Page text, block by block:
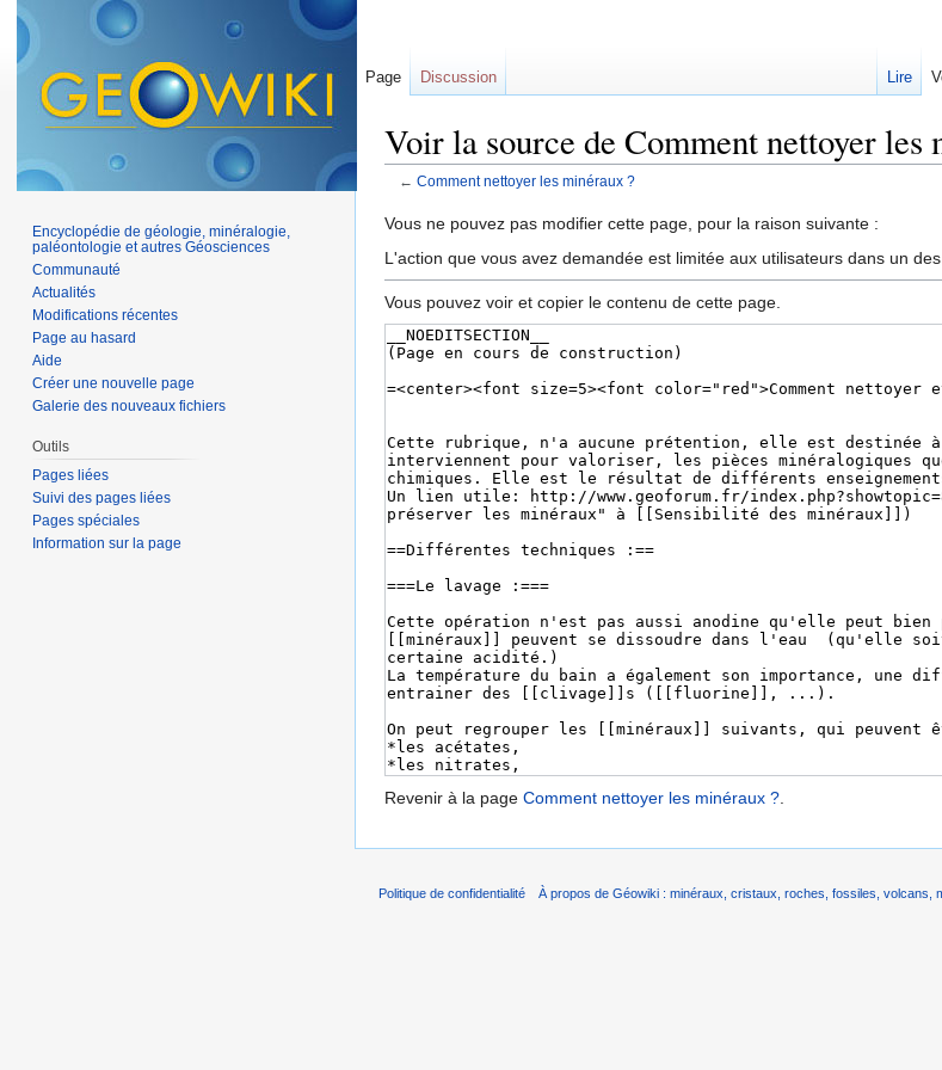
Voir la source de Comment nettoyer les
← Comment nettoyer les minéraux ?
Vous ne pouvez pas modifier cette page, pour la raison suivante :
L'action que vous avez demandée est limitée aux utilisateurs dans un
Vous pouvez voir et copier le contenu de cette page.
Revenir à la page Comment nettoyer les minéraux ?.
Page Discussion Lire
Encyclopédie de géologie, minéralogie,
paléontologie et autres Géosciences
Communauté
Actualités
Modifications récentes
Page au hasard
Aide
Créer une nouvelle page
Galerie des nouveaux fichiers
Outils
Pages liées
Suivi des pages liées
Pages spéciales
Information sur la page
Politique de confidentialité À propos de Géowiki : minéraux, cristaux, roches, fossiles, volcans,